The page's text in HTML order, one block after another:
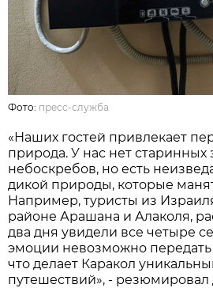
Фото: пресс-служба
«Наших гостей привлекает
природа. У нас нет старинных
небоскребов, но есть
дикой природы, которые
Например, туристы из
районе Арашана и Алаколя,
два дня увидели все четыре
эмоции невозможно передать
что делает Каракол
путешествий», - резюмировал